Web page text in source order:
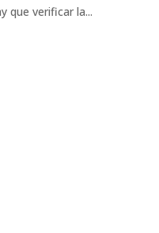
que verificar la...